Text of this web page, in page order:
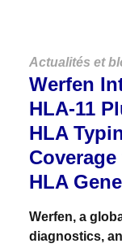
Actualités et
Werfen
HLA-11
HLA
HLA
Werfen, a
diagnostics,